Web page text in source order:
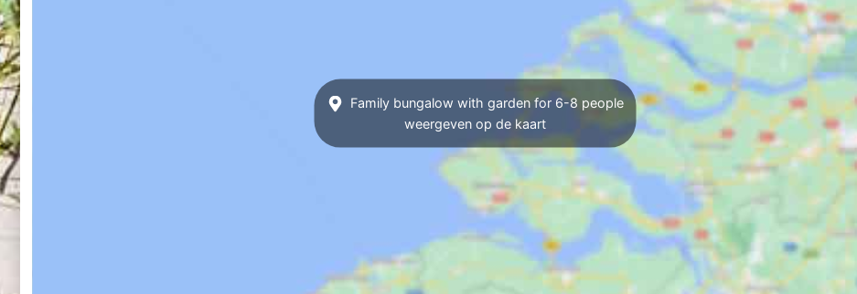
Family bungalow with garden for 6-8 people
weergeven op de kaart